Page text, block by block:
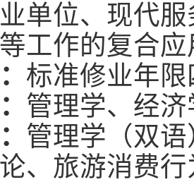
单位、现代
工作的复合
标准修业年
管理学、经济
管理学（双
、旅游消费